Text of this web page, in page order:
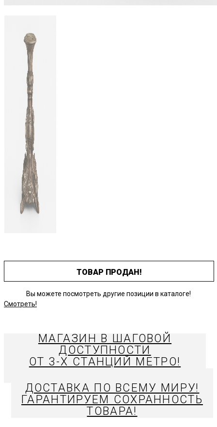
ТОВАР ПРОДАН!
Вы можете посмотреть другие позиции в каталоге!
Смотреть!
МАГАЗИН В ШАГОВОЙ
ДОСТУПНОСТИ
ОТ 3-Х СТАНЦИЙ МЕТРО!
ДОСТАВКА ПО ВСЕМУ МИРУ!
ГАРАНТИРУЕМ СОХРАННОСТЬ
ТОВАРА!